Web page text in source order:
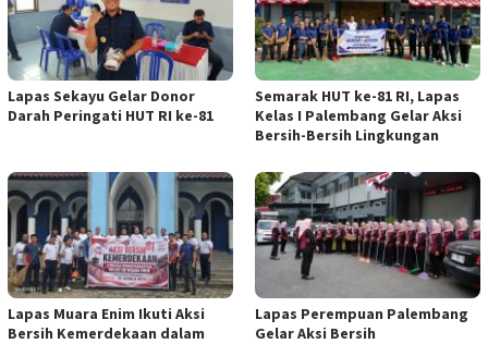
Lapas Sekayu Gelar Donor
Darah Peringati HUT RI ke-81
Semarak HUT ke-81 RI, Lapas
Kelas I Palembang Gelar Aksi
Bersih-Bersih Lingkungan
Lapas Muara Enim Ikuti Aksi
Bersih Kemerdekaan dalam
Lapas Perempuan Palembang
Gelar Aksi Bersih